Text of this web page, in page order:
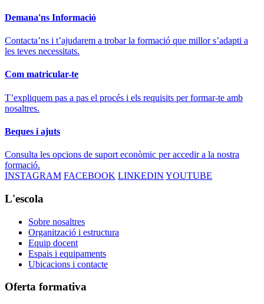
Demana'ns Informació
Contacta’ns i t’ajudarem a trobar la formació que millor s’adapti a
les teves necessitats.
Com matricular-te
T’expliquem pas a pas el procés i els requisits per formar-te amb
nosaltres.
Beques i ajuts
Consulta les opcions de suport econòmic per accedir a la nostra
formació.
INSTAGRAM FACEBOOK LINKEDIN YOUTUBE
L'escola
Sobre nosaltres
Organització i estructura
Equip docent
Espais i equipaments
Ubicacions i contacte
Oferta formativa